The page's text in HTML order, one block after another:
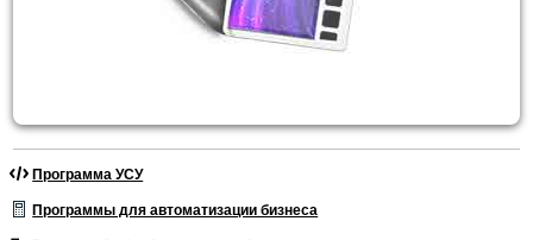
Программа УСУ
Программы для автоматизации бизнеса